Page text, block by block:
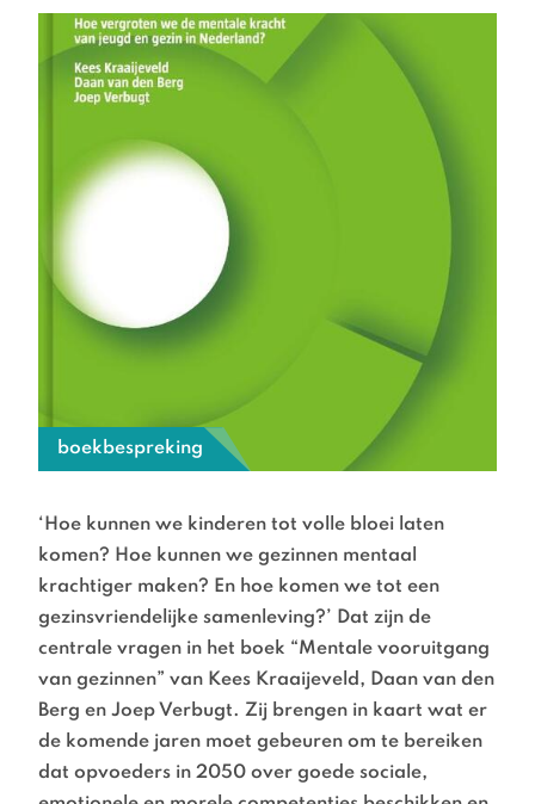
boekbespreking
‘Hoe kunnen we kinderen tot volle bloei laten
komen? Hoe kunnen we gezinnen mentaal
krachtiger maken? En hoe komen we tot een
gezinsvriendelijke samenleving?’ Dat zijn de
centrale vragen in het boek “Mentale vooruitgang
van gezinnen” van Kees Kraaijeveld, Daan van den
Berg en Joep Verbugt. Zij brengen in kaart wat er
de komende jaren moet gebeuren om te bereiken
dat opvoeders in 2050 over goede sociale,